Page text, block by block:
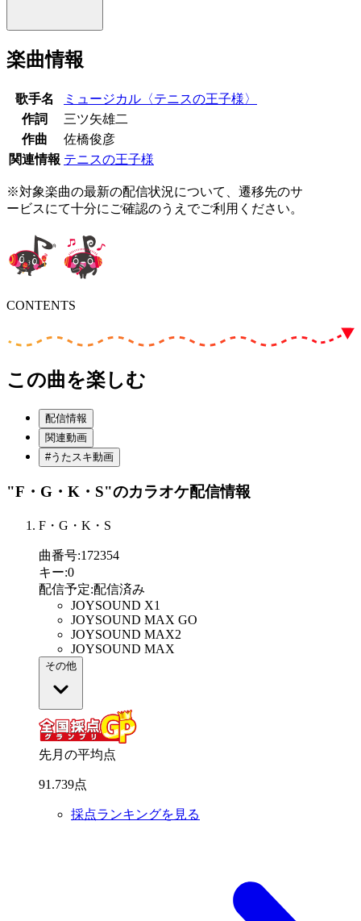
楽曲情報
歌手名
ミュージカル〈テニスの王子様〉
作詞
三ツ矢雄二
作曲
佐橋俊彦
関連情報 テニスの王子様
※対象楽曲の最新の配信状況について、遷移先のサ
ービスにて十分にご確認のうえでご利用ください。
CONTENTS
この曲を楽しむ
配信情報
関連動画
#うたスキ動画
"F・G・K・S"のカラオケ配信情報
F・G・K・S
曲番号:172354
キー:0
配信予定:配信済み
JOYSOUND X1
JOYSOUND MAX GO
JOYSOUND MAX2
JOYSOUND MAX
その他
先月の平均点
91 .739点
採点ランキングを見る